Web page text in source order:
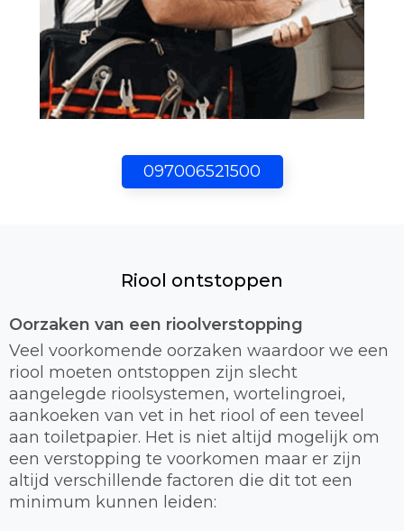
097006521500
Riool ontstoppen
Oorzaken van een rioolverstopping
Veel voorkomende oorzaken waardoor we een
riool moeten ontstoppen zijn slecht
aangelegde rioolsystemen, wortelingroei,
aankoeken van vet in het riool of een teveel
aan toiletpapier. Het is niet altijd mogelijk om
een verstopping te voorkomen maar er zijn
altijd verschillende factoren die dit tot een
minimum kunnen leiden: